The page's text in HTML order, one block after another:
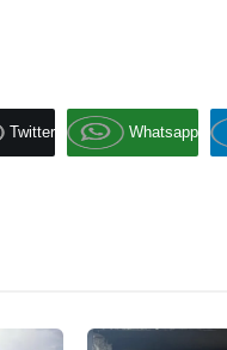
Twitter Whatsapp